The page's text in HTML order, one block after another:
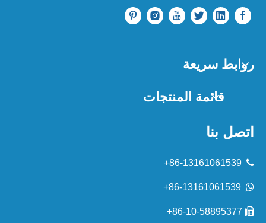
روابط سريعة
قائمة المنتجات
اتصل بنا


86-13161061539+
